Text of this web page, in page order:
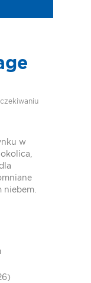
w
niebem.